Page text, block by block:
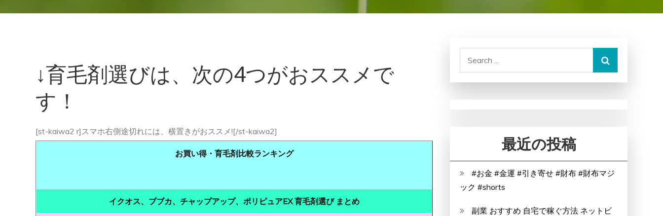
↓育毛剤選びは、次の4つがおススメで
す！
[st-kaiwa2 r]スマホ右側途切れには、横置きがおススメ![/st-kaiwa2]
お買い得・育毛剤比較ランキング
イクオス、ブブカ、チャップアップ、ポリピュアEX 育毛剤選び まとめ
最近の投稿
#お金 #金運 #引き寄せ #財布 #財布マジ
ック #shorts
副業 おすすめ 自宅で稼ぐ方法 ネットビ